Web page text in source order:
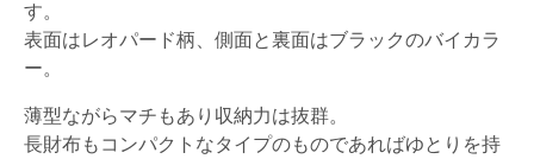
す。
表面はレオパード柄、側面と裏面はブラックのバイカラ
ー。
薄型ながらマチもあり収納力は抜群。
長財布もコンパクトなタイプのものであればゆとりを持